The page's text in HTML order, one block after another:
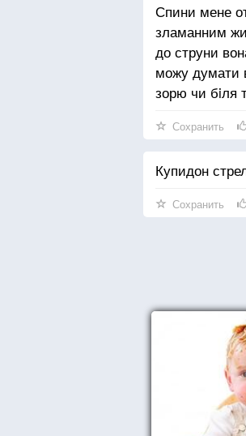
Спини мене
зламанним
до струни
можу думати
зорю чи бiля
Сохранить
Купидон
Сохранить